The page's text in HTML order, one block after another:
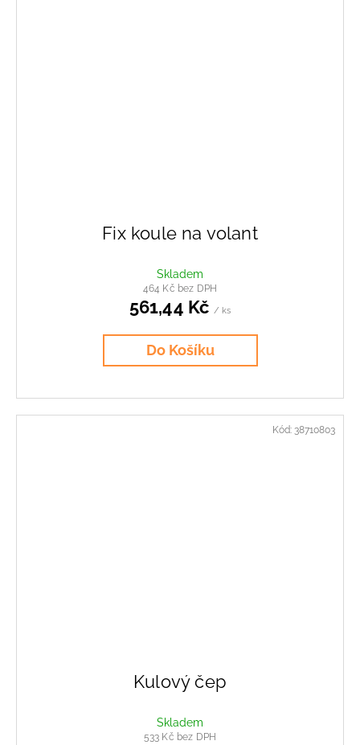
Fix koule na volant
Skladem
464 Kč bez DPH
561,44 Kč / ks
Do Košíku
Kulový čep
Skladem
533 Kč bez DPH
Kód: 38710803